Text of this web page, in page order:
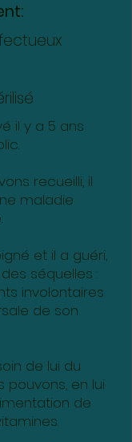
il y a 5 ans
recueilli, il
maladie
et il a guéri,
séquelles :
involontaires
de son
de lui du
pouvons, en lui
de